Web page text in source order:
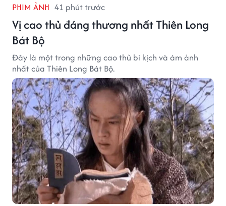
PHIM ẢNH 41 phút trước
Vị cao thủ đáng thương nhất Thiên Long
Bát Bộ
Đây là một trong những cao thủ bi kịch và ám ảnh
nhất của Thiên Long Bát Bộ.